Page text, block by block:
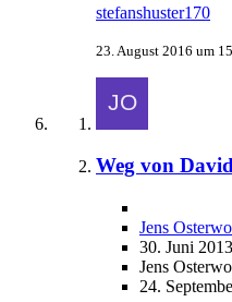
stefanshuster170
23. August 2016 um
Weg von
Jens
30. Juni
Jens
24.